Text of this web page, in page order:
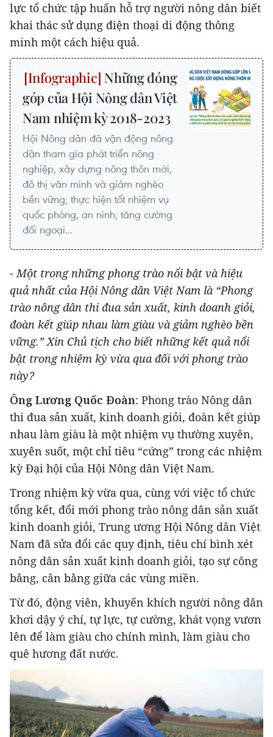
lực tổ chức tập huấn hỗ trợ người nông dân biết
khai thác sử dụng điện thoại di động thông
minh một cách hiệu quả.
Những đóng
góp của Hội Nông dân Việt
Nam nhiệm kỳ 2018-2023
Hội Nông dân đã vận động nông
dân tham gia phát triển nông
nghiệp, xây dựng nông thôn mới,
đô thị văn minh và giảm nghèo
bền vững; thực hiện tốt nhiệm vụ
quốc phòng, an ninh; tăng cường
đối ngoại...
-Một trong những phong trào nổi bật và hiệu
quả nhất của Hội Nông dân Việt Nam là “Phong
trào nông dân thi đua sản xuất, kinh doanh giỏi,
đoàn kết giúp nhau làm giàu và giảm nghèo bền
vững.” Xin Chủ tịch cho biết những kết quả nổi
bật trong nhiệm kỳ vừa qua đối với phong trào
này?
Ông Lương Quốc Đoàn: Phong trào Nông dân
thi đua sản xuất, kinh doanh giỏi, đoàn kết giúp
nhau làm giàu là một nhiệm vụ thường xuyên,
xuyên suốt, một chỉ tiêu “cứng” trong các nhiệm
kỳ Đại hội của Hội Nông dân Việt Nam.
Trong nhiệm kỳ vừa qua, cùng với việc tổ chức
tổng kết, đổi mới phong trào nông dân sản xuất
kinh doanh giỏi, Trung ương Hội Nông dân Việt
Nam đã sửa đổi các quy định, tiêu chí bình xét
nông dân sản xuất kinh doanh giỏi, tạo sự công
bằng, cân bằng giữa các vùng miền.
Từ đó, động viên, khuyến khích người nông dân
khơi dậy ý chí, tự lực, tự cường, khát vọng vươn
lên để làm giàu cho chính mình, làm giàu cho
quê hương đất nước.